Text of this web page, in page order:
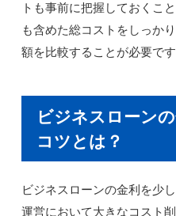
トも事前に把握しておくこ
も含めた総コストをしっか
額を比較することが必要です
ビジネスローン
コツとは？
ビジネスローンの金利を少
運営において大きなコスト